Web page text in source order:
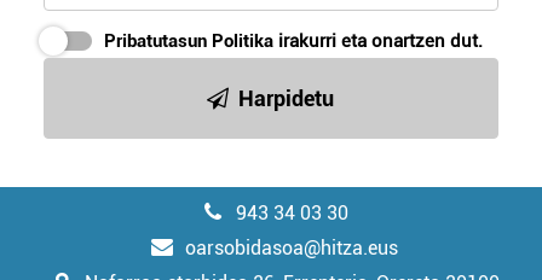
Pribatutasun Politika irakurri eta onartzen dut.
Harpidetu
943 34 03 30
oarsobidasoa@hitza.eus